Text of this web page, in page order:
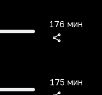
176 мин
175 мин